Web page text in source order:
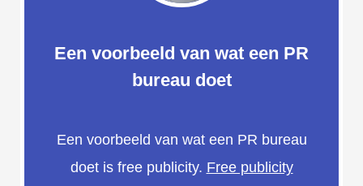
Een voorbeeld van wat een PR
bureau doet
Een voorbeeld van wat een PR bureau
doet is free publicity. Free publicity